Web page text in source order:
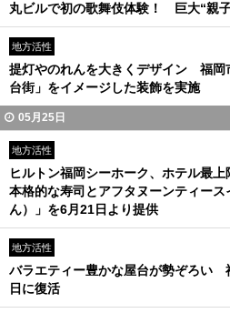
丸ビルで初の歌舞伎体験！ 巨大“親
地方活性
提灯やのれんを大きくデザイン 福岡
台街」をイメージした装飾を実施
05月25日
地方活性
ヒルトン福岡シーホーク、ホテル最
本格的な寿司とアフタヌーンティー
ん）」を6月21日より提供
地方活性
バラエティー豊かな屋台が勢ぞろい
日に復活